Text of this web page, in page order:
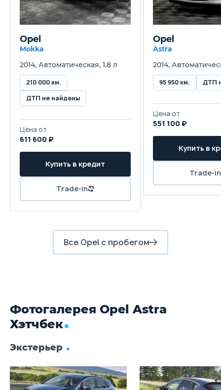
Объём багажника
370 л
Трансмиссия
Привод
Передний
Передняя подвеска
Независимая - McPherson
Задняя подвеска
Полузависимая
Передние тормоза
Дисковые вентилируемые
Opel
Mokka
2014, Автоматическая, 1.8 л
210 000 км.
ДТП не найдены
Цена от
611 600 ₽
Купить в кредит
Trade-in
Opel
Astra
2014,
95 950 км. ДТП
Цена от
551 100 ₽
Купить в
Trade-in
Все Opel с пробегом
Фотогалерея Opel Astra
Хэтчбек
Экстерьер